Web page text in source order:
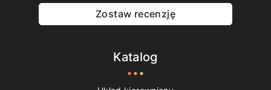
Zostaw recenzję
Katalog